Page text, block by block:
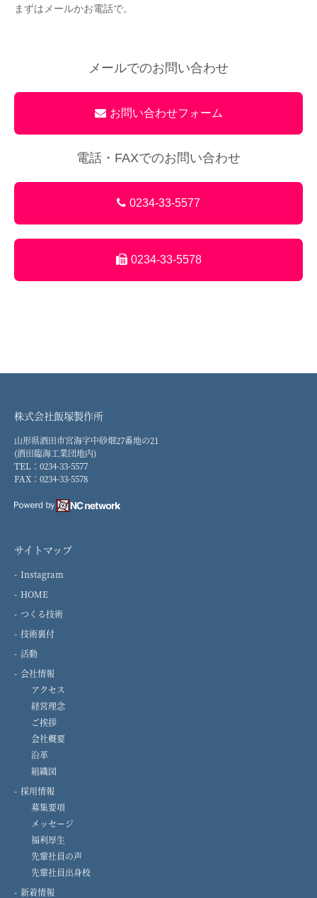
まずはメールかお電話で。
メールでのお問い合わせ
お問い合わせフォーム
電話・FAXでのお問い合わせ
0234-33-5577
0234-33-5578
株式会社飯塚製作所
山形県酒田市宮海字中砂畑27番地の21
(酒田臨海工業団地内)
TEL：0234-33-5577
FAX：0234-33-5578
サイトマップ
Instagram
HOME
つくる技術
技術裏付
活動
会社情報
アクセス
経営理念
ご挨拶
会社概要
沿革
組織図
採用情報
募集要項
メッセージ
福利厚生
先輩社員の声
先輩社員出身校
新着情報